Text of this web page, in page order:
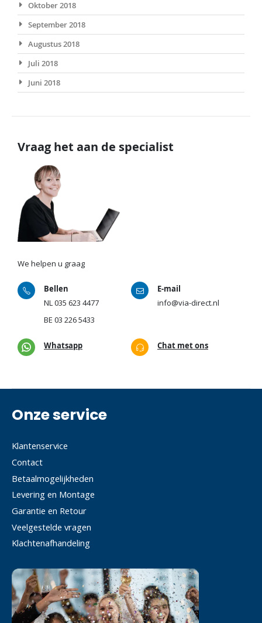
Oktober 2018
September 2018
Augustus 2018
Juli 2018
Juni 2018
Vraag het aan de specialist
We helpen u graag
Bellen
NL035 623 4477
BE 03 226 5433
E-mail
info@via-direct.nl
Whatsapp Chat met ons
Onze service
Klantenservice
Contact
Betaalmogelijkheden
Levering en Montage
Garantie en Retour
Veelgestelde vragen
Klachtenafhandeling